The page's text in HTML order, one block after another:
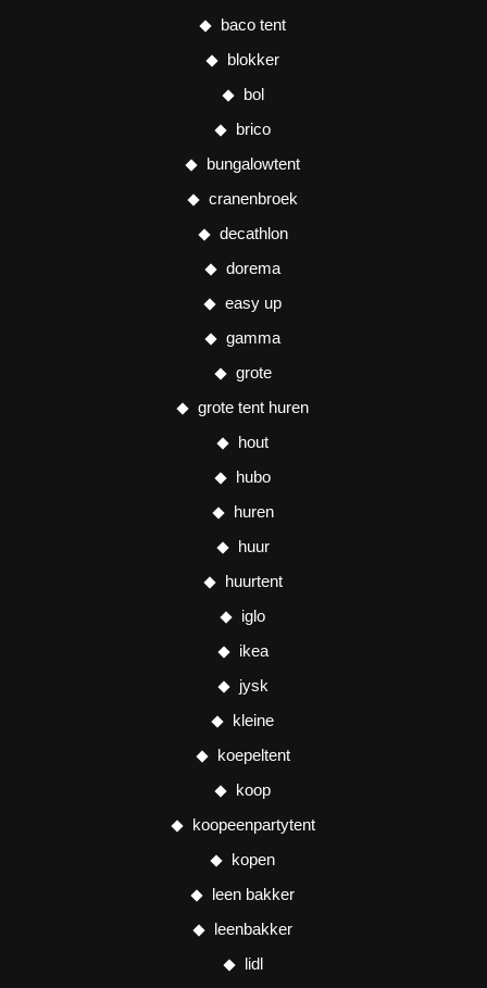
baco tent
blokker
bol
brico
bungalowtent
cranenbroek
decathlon
dorema
easy up
gamma
grote
grote tent huren
hout
hubo
huren
huur
huurtent
iglo
ikea
jysk
kleine
koepeltent
koop
koopeenpartytent
kopen
leen bakker
leenbakker
lidl